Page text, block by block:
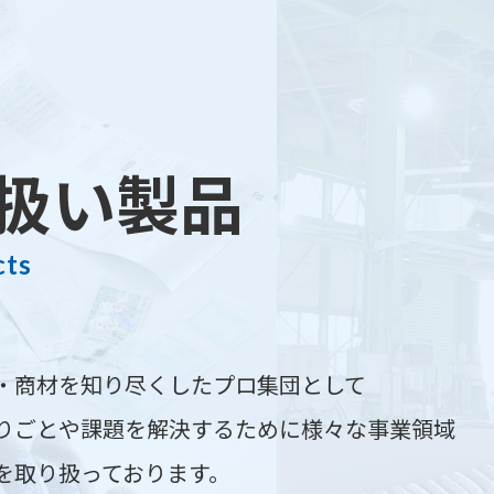
い製品
商材を知り尽くしたプロ集団として
ごとや課題を解決するために様々な事業領域
り扱っております。